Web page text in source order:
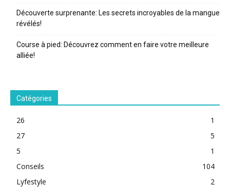
Découverte surprenante: Les secrets incroyables de la mangue
révélés!
Course à pied: Découvrez comment en faire votre meilleure
alliée!
Catégories
26
1
27
5
5
1
Conseils
104
Lyfestyle
2